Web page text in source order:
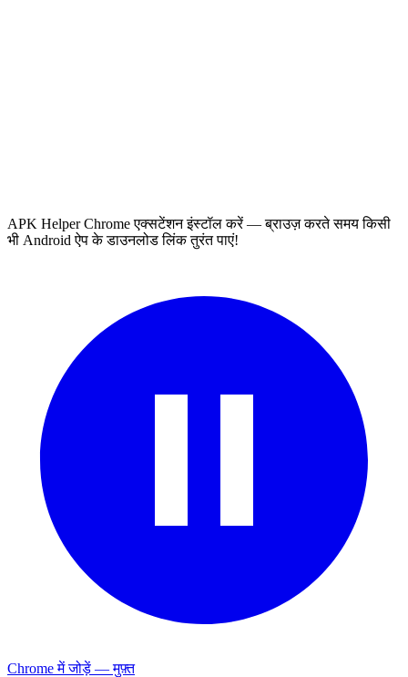
APK Helper Chrome एक्सटेंशन इंस्टॉल करें — ब्राउज़ करते समय किसी
भी Android ऐप के डाउनलोड लिंक तुरंत पाएं!
Chrome में जोड़ें — मुफ़्त